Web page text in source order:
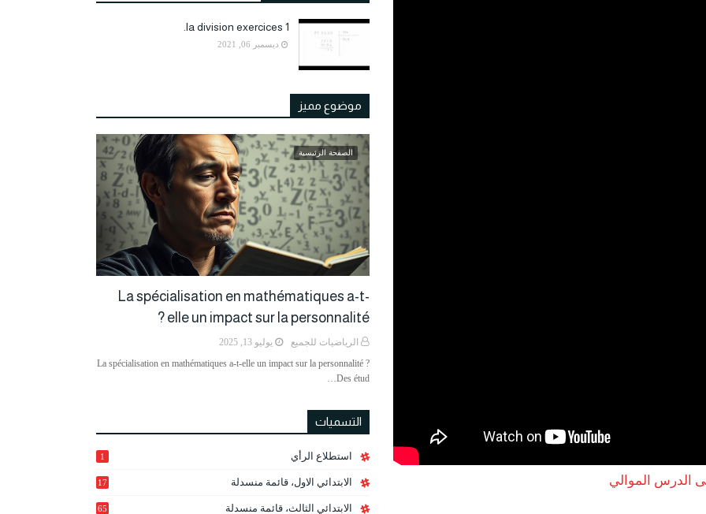
الدرس الموالي
la division exercices 1.
ديسمبر 06, 2021
موضوع مميز
الصفحة الرئيسية
La spécialisation en mathématiques a-t-
elle un impact sur la personnalité ?
الرياضيات للجميع
يوليو 13, 2025
La spécialisation en mathématiques a-t-elle un impact sur la personnalité ?
Des étud…
التسميات
استطلاع الرأي 1
الابتدائي الاول، قائمة منسدلة 17
الابتدائي الثالث، قائمة منسدلة 65